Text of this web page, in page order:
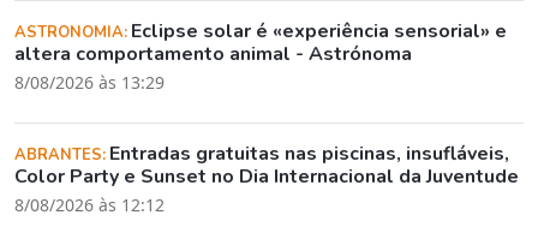
ASTRONOMIA: Eclipse solar é «experiência sensorial» e
altera comportamento animal - Astrónoma
8/08/2026 às 13:29
ABRANTES: Entradas gratuitas nas piscinas, insufláveis,
Color Party e Sunset no Dia Internacional da Juventude
8/08/2026 às 12:12